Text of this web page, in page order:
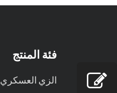
فئة المنتج
الزي العسكري